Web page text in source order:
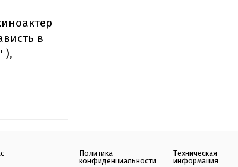
в
),
Политика
конфиденциальности
Техническая
информация